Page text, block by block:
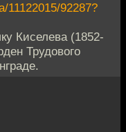
11122015/92287?
Киселева (1852-
Трудового